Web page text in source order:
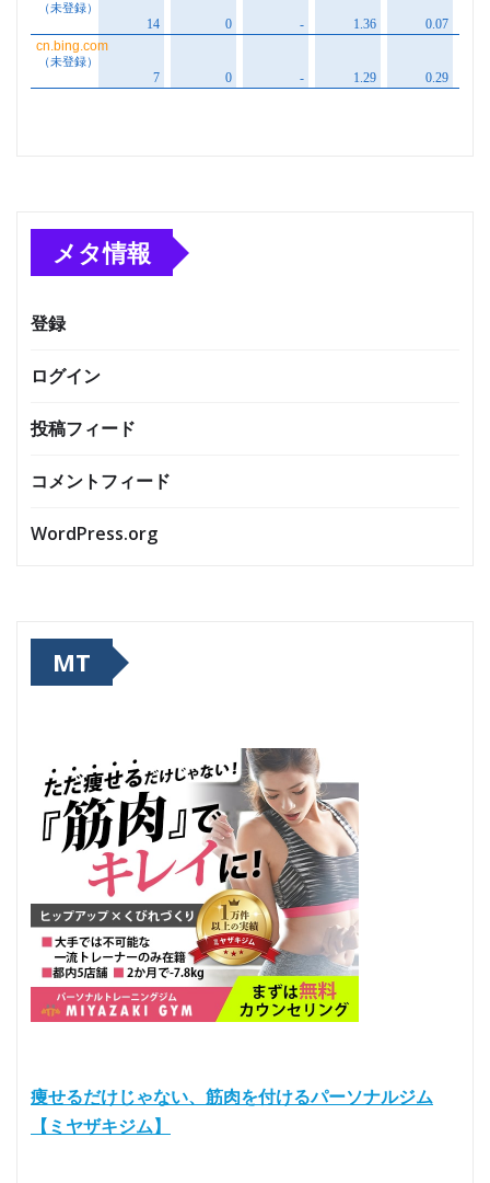
メタ情報
登録
ログイン
投稿フィード
コメントフィード
WordPress.org
MT
痩せるだけじゃない、筋肉を付けるパーソナルジム
【ミヤザキジム】